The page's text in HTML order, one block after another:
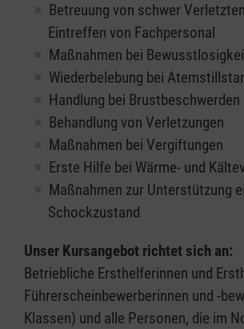
Betreuung von schwer
Eintreffen von Fachpersonal
Maßnahmen bei
Wiederbelebung bei
Handlung bei Brustbeschwerden
Behandlung von Verletzungen
Maßnahmen bei Vergiftungen
Erste Hilfe bei Wärme- und
Maßnahmen zur Unterstützung
Schockzustand
Unser Kursangebot richtet sich an:
Betriebliche Ersthelferinnen und
Führerscheinbewerberinnen und -
Klassen) und alle Personen, die im